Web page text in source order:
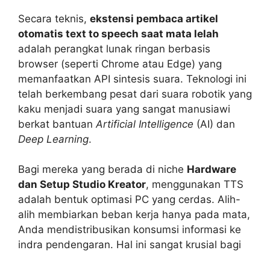
Secara teknis, ekstensi pembaca artikel
otomatis text to speech saat mata lelah
adalah perangkat lunak ringan berbasis
browser (seperti Chrome atau Edge) yang
memanfaatkan API sintesis suara. Teknologi ini
telah berkembang pesat dari suara robotik yang
kaku menjadi suara yang sangat manusiawi
berkat bantuan Artificial Intelligence (AI) dan
Deep Learning.
Bagi mereka yang berada di niche Hardware
dan Setup Studio Kreator, menggunakan TTS
adalah bentuk optimasi PC yang cerdas. Alih-
alih membiarkan beban kerja hanya pada mata,
Anda mendistribusikan konsumsi informasi ke
indra pendengaran. Hal ini sangat krusial bagi